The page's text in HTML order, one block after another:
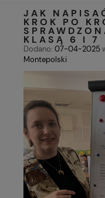
JAK
KROK PO
KLASĄ 6 I 7
Dodano: 07-04-2025
Montepolski